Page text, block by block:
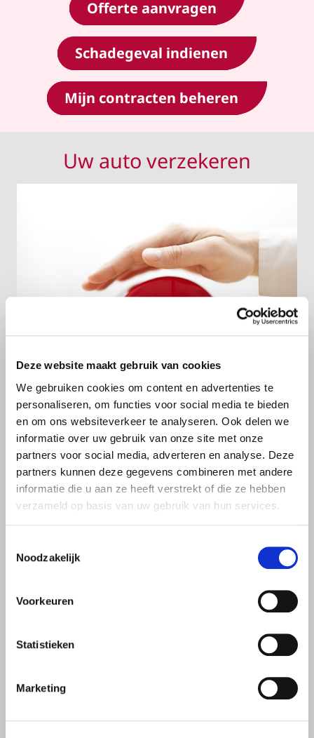
Deze website maakt gebruik van cookies
We gebruiken cookies om content en advertenties te
personaliseren, om functies voor social media te bieden
en om ons websiteverkeer te analyseren. Ook delen we
informatie over uw gebruik van onze site met onze
partners voor social media, adverteren en analyse. Deze
partners kunnen deze gegevens combineren met andere
informatie die u aan ze heeft verstrekt of die ze hebben
verzameld op basis van uw gebruik van hun services.
Noodzakelijk
Voorkeuren
Statistieken
Marketing
Offerte aanvragen
Schadegeval indienen
Mijn contracten beheren
Uw auto verzekeren
Naar BA en omniumverzekeringen
Autoverzekering uitbreiden
Ontdek onze 6 voordelen